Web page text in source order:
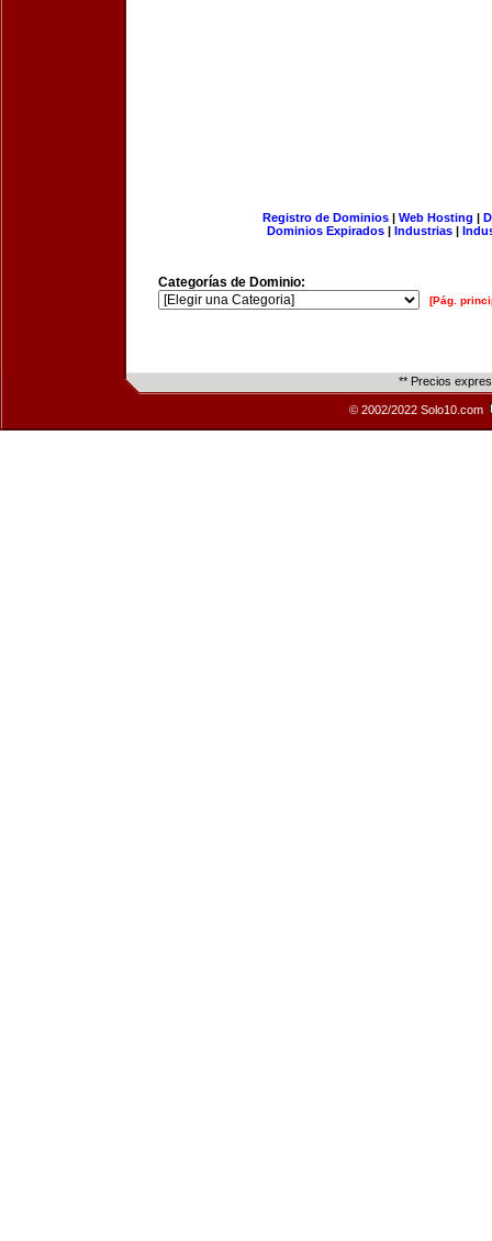
Registro de Dominios| Web Hosting |
Dominios Expirados | Industrias |
Categorías de Dominio:
[Pág.
** Precios
© 2002/2022 Solo10.com